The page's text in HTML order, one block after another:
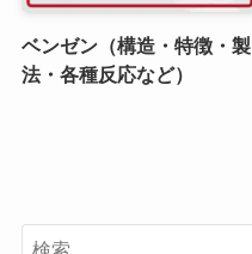
ベンゼン（構造・特徴・製
法・各種反応など）